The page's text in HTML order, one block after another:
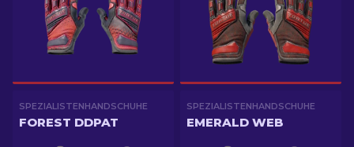
SPEZIALISTENHANDSCHUHE
FOREST DDPAT
SPEZIALISTENHANDSCHUHE
EMERALD WEB